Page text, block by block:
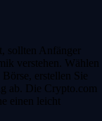
sollten Anfänger
verstehen. Wählen
erstellen Sie
ab. Die Crypto.com
einen leicht